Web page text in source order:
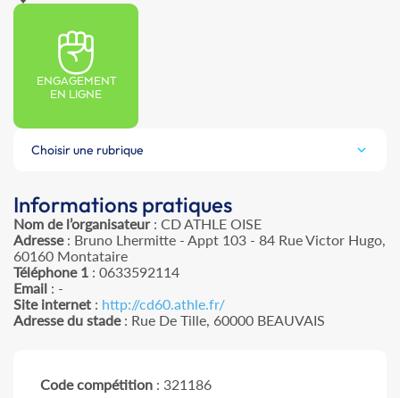
ENGAGEMENT
EN LIGNE
Choisir une rubrique
Informations pratiques
Nom de l’organisateur: CD ATHLE OISE
Adresse: Bruno Lhermitte - Appt 103 - 84 Rue Victor Hugo,
60160 Montataire
Téléphone 1 : 0633592114
Email : -
Site internet : http://cd60.athle.fr/
Adresse du stade: Rue De Tille, 60000 BEAUVAIS
Code compétition : 321186